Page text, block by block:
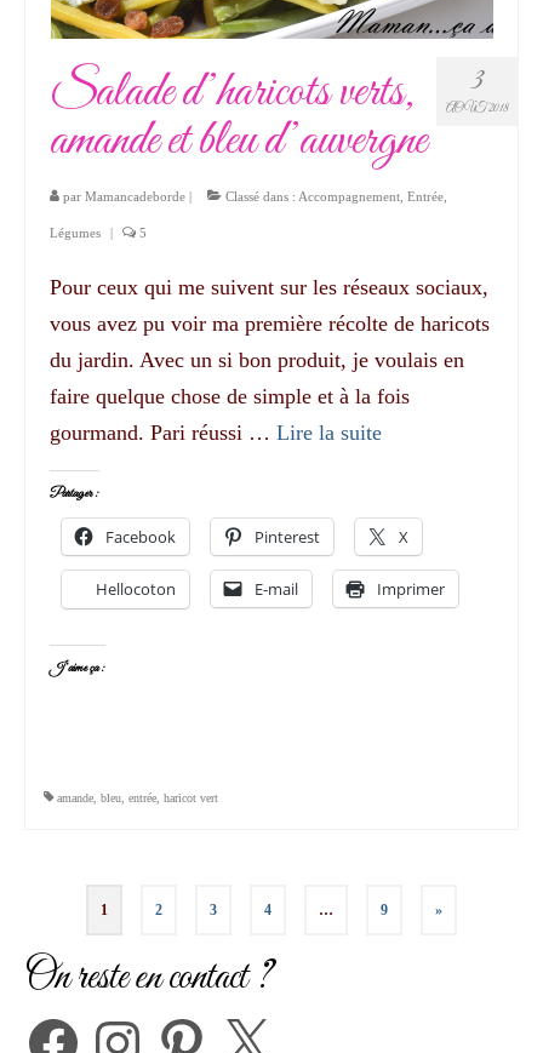
3
AOÛT 2018
Salade d’haricots verts,
amande et bleu d’auvergne
par Mamancadeborde | Classé dans : Accompagnement Entrée
Légumes | 5
Pour ceux qui me suivent sur les réseaux sociaux,
vous avez pu voir ma première récolte de haricots
du jardin. Avec un si bon produit, je voulais en
faire quelque chose de simple et à la fois
gourmand. Pari réussi … Lire la suite­­
Partager :
Facebook Pinterest X
Hellocoton E-mail Imprimer
J’aime ça :
amande bleu entrée haricot vert
Pagination
des
publications
1 2 3 4 … 9 »
On reste en contact ?
FacebookInstagramPinterest X